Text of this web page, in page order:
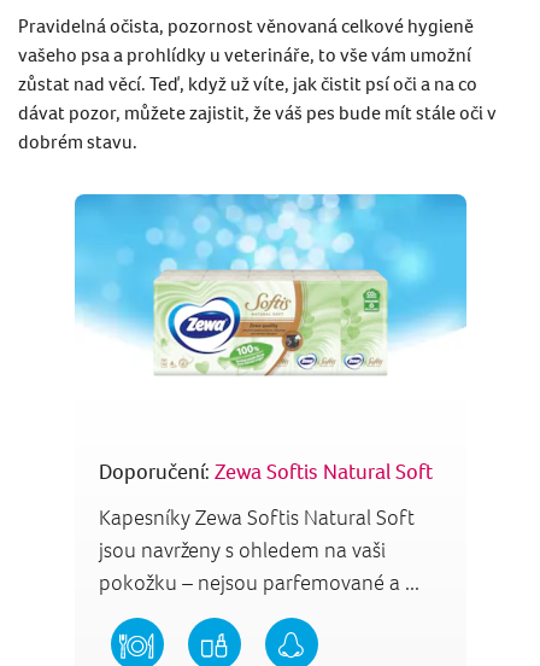
Doporučení: Zewa Softis Natural Soft
Kapesníky Zewa Softis Natural Soft
jsou navrženy s ohledem na vaši
pokožku – nejsou parfemované a ...
Pravidelná očista, pozornost věnovaná celkové hygieně
vašeho psa a prohlídky u veterináře, to vše vám umožní
zůstat nad věcí. Teď, když už víte, jak čistit psí oči a na co
dávat pozor, můžete zajistit, že váš pes bude mít stále oči v
dobrém stavu.